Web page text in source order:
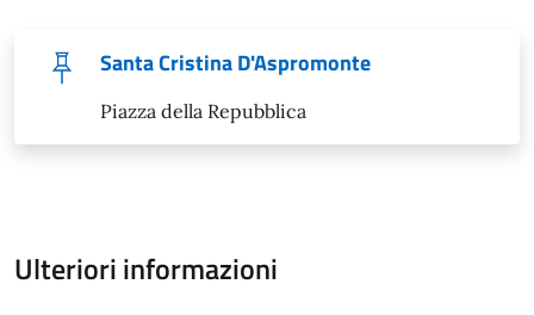
Santa Cristina D'Aspromonte
Piazza della Repubblica
Ulteriori informazioni